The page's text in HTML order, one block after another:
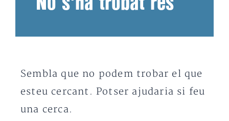
Sembla que no podem trobar el que
esteu cercant. Potser ajudaria si feu
una cerca.